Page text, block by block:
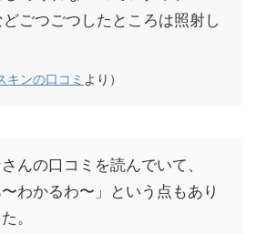
どごつごつしたところは照射し
キンの口コミ より）
んの口コミを読んでいて、
〜わかるわ〜」という点もあり
。